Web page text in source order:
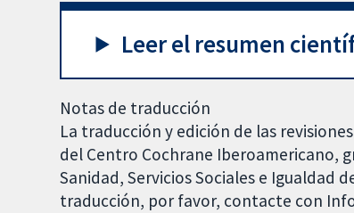
Leer el resumen
Notas de traducción
La traducción y edición de las
del Centro Cochrane Iberoamericano,
Sanidad, Servicios Sociales e Igualdad
traducción, por favor, contacte con